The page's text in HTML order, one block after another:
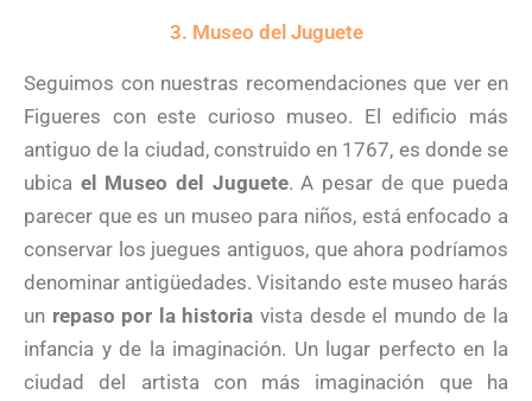
3. Museo del Juguete
Seguimos con nuestras recomendaciones que ver en
Figueres con este curioso museo. El edificio más
antiguo de la ciudad, construido en 1767, es donde se
ubica el Museo del Juguete. A pesar de que pueda
parecer que es un museo para niños, está enfocado a
conservar los juegues antiguos, que ahora podríamos
denominar antigüedades. Visitando este museo harás
un repaso por la historia vista desde el mundo de la
infancia y de la imaginación. Un lugar perfecto en la
ciudad del artista con más imaginación que ha